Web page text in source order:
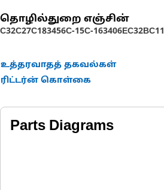
தொழில்துறை எஞ்சின்
C32C27C183456C-15C-163406EC32BC11
உத்தரவாதத் தகவல்கள்
ரிட்டர்ன் கொள்கை
Parts Diagrams